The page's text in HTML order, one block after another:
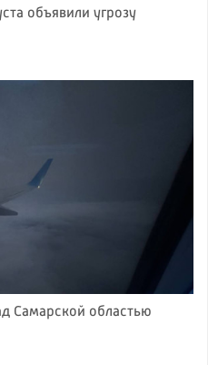
объявили угрозу
Самарской областью